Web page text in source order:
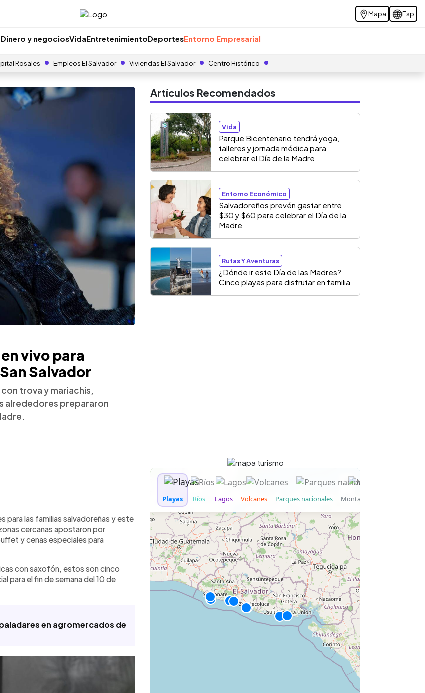
Mapa Esp
Dinero y negociosVidaEntretenimientoDeportesEntorno Empresarial
Rosales Empleos El Salvador Viviendas El Salvador Centro Histórico
vivo para
Salvador
trova y mariachis,
alrededores prepararon
prepararan actividades
música en vivo, desayunos
El Volcán, Cadejo
Pedro y Carymar anunciaron
sucursales tendrán
para las madres asistentes.
para las familias salvadoreñas y este
cercanas apostaron por
y cenas especiales para
con saxofón, estos son cinco
para el fin de semana del 10 de
en agromercados de
Artículos Recomendados
Vida
Parque Bicentenario tendrá yoga,
talleres y jornada médica para
celebrar el Día de la Madre
Entorno Económico
Salvadoreños prevén gastar entre
$30 y $60 para celebrar el Día de la
Madre
Rutas Y Aventuras
¿Dónde ir este Día de las Madres?
Cinco playas para disfrutar en familia